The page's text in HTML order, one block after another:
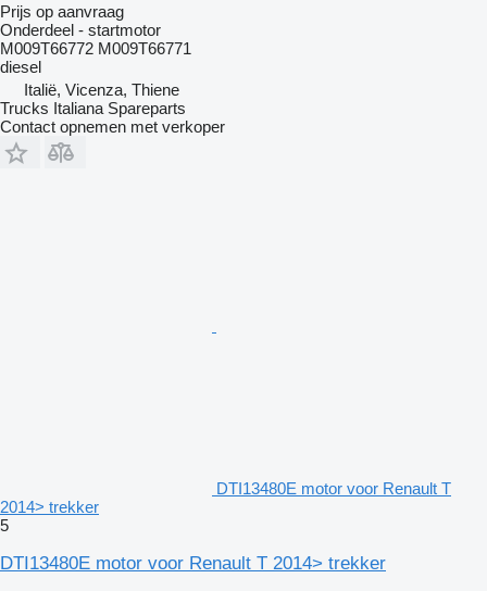
Prijs op aanvraag
Onderdeel - startmotor
M009T66772 M009T66771
diesel
Italië, Vicenza, Thiene
Trucks Italiana Spareparts
Contact opnemen met verkoper
DTI13480E motor voor Renault T
2014> trekker
5
DTI13480E motor voor Renault T 2014> trekker